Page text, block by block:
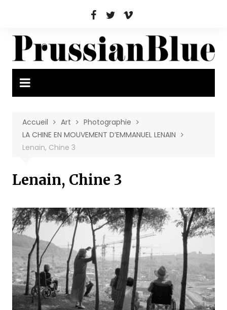
Accueil Art
Photographie
LA CHINE EN MOUVEMENT D’EMMANUEL LENAIN
Lenain, Chine 3
Lenain, Chine 3